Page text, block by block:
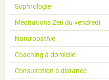
Sophrologie
Méditations Zen du vendredi
Naturopathie
Coaching à domicile
Consultation à distance